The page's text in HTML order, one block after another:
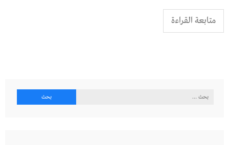
متابعة القراءة
البحث